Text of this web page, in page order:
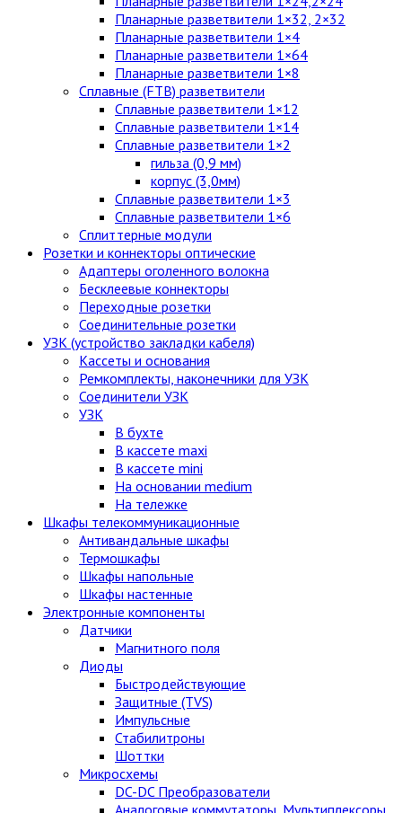
Планарные разветвители 1×32, 2×32
Планарные разветвители 1×4
Планарные разветвители 1×64
Планарные разветвители 1×8
Сплавные (FTB) разветвители
Сплавные разветвители 1×12
Сплавные разветвители 1×14
Сплавные разветвители 1×2
гильза (0,9 мм)
корпус (3,0мм)
Сплавные разветвители 1×3
Сплавные разветвители 1×6
Сплиттерные модули
Розетки и коннекторы оптические
Адаптеры оголенного волокна
Бесклеевые коннекторы
Переходные розетки
Соединительные розетки
УЗК (устройство закладки кабеля)
Кассеты и основания
Ремкомплекты, наконечники для УЗК
Соединители УЗК
УЗК
В бухте
В кассете maxi
В кассете mini
На основании medium
На тележке
Шкафы телекоммуникационные
Антивандальные шкафы
Термошкафы
Шкафы напольные
Шкафы настенные
Электронные компоненты
Датчики
Магнитного поля
Диоды
Быстродействующие
Защитные (TVS)
Импульсные
Стабилитроны
Шоттки
Микросхемы
DC-DC Преобразователи
Аналоговые коммутаторы, Мультиплексоры,